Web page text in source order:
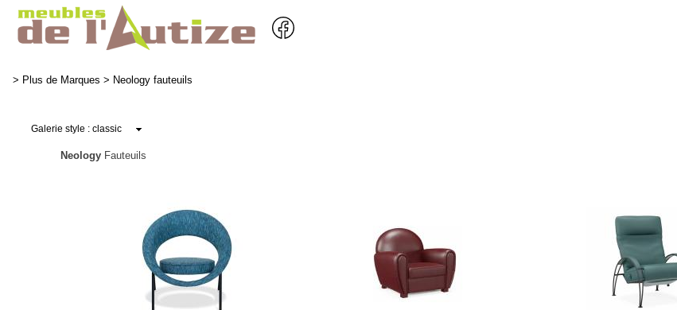
> Plus de Marques > Neology fauteuils
Neology Fauteuils